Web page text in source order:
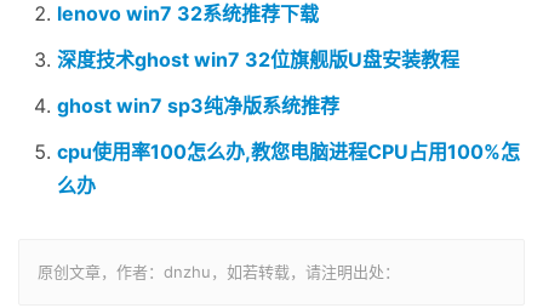
lenovo win7 32系统推荐下载
深度技术ghost win7 32位旗舰版U盘安装教程
ghost win7 sp3纯净版系统推荐
cpu使用率100怎么办,教您电脑进程CPU占用100%怎
么办
原创文章，作者：dnzhu，如若转载，请注明出处：